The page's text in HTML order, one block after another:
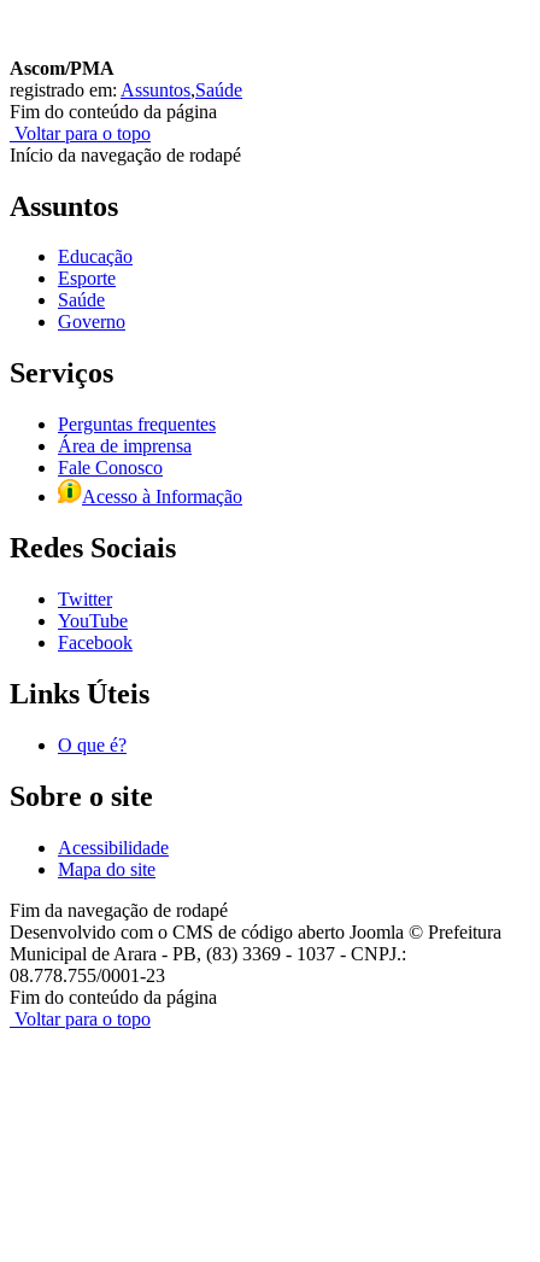
Ascom/PMA
registrado em: Assuntos,Saúde
Fim do conteúdo da página
Voltar para o topo
Início da navegação de rodapé
Assuntos
Educação
Esporte
Saúde
Governo
Serviços
Perguntas frequentes
Área de imprensa
Fale Conosco
Acesso à Informação
Redes Sociais
Twitter
YouTube
Facebook
Links Úteis
O que é?
Sobre o site
Acessibilidade
Mapa do site
Fim da navegação de rodapé
Desenvolvido com o CMS de código aberto Joomla © Prefeitura
Municipal de Arara - PB, (83) 3369 - 1037 - CNPJ.:
08.778.755/0001-23
Fim do conteúdo da página
Voltar para o topo